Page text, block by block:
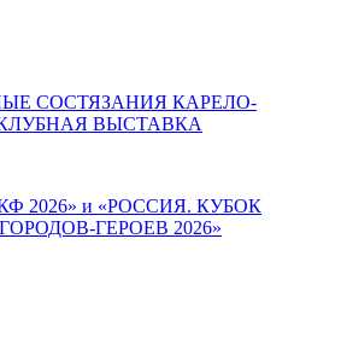
СОСТЯЗАНИЯ КАРЕЛО-
ВЫСТАВКА
2026» и «РОССИЯ. КУБОК
ГЕРОЕВ 2026»